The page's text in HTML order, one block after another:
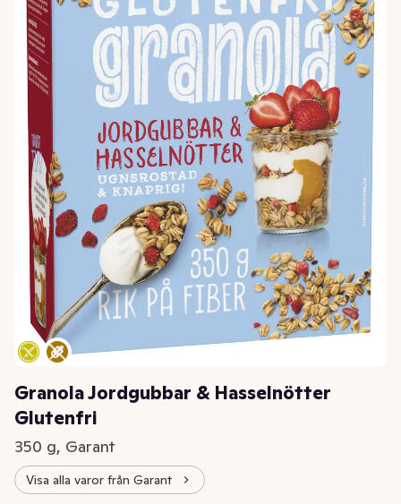
Granola Jordgubbar & Hasselnötter
Glutenfri
350 g, Garant
Visa alla varor från Garant